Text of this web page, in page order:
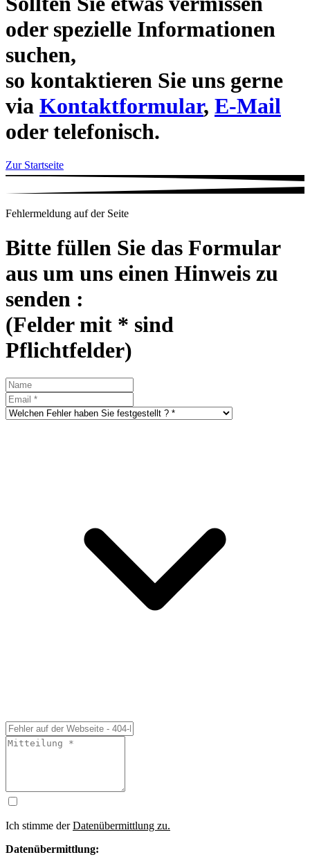
oder spezielle Informationen
suchen,
so kontaktieren Sie uns gerne
via Kontaktformular, E-Mail
oder telefonisch.
Zur Startseite
Fehlermeldung auf der Seite
Bitte füllen Sie das Formular
aus um uns einen Hinweis zu
senden :
(Felder mit * sind
Pflichtfelder)
Ich stimme derDatenübermittlung zu.
Datenübermittlung: